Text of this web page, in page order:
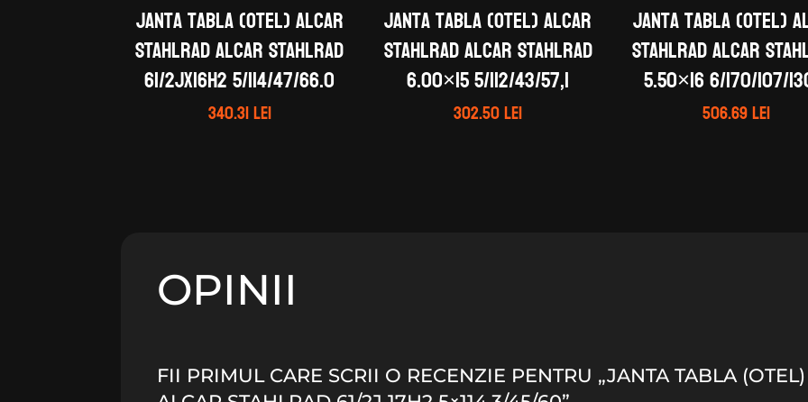
Janta tabla (otel) ALCAR
STAHLRAD ALCAR STAHLRAD
61/2Jx16H2 5/114/47/66.0
340.31lei
Janta tabla (otel) ALCAR
STAHLRAD ALCAR STAHLRAD
6.00×15 5/112/43/57,1
302.50lei
Janta tabla (otel)
STAHLRAD ALCAR
5.50×16 6/170/107/
506.69lei
OPINII
FII PRIMUL CARE SCRII O RECENZIE PENTRU „JANTA TABLA